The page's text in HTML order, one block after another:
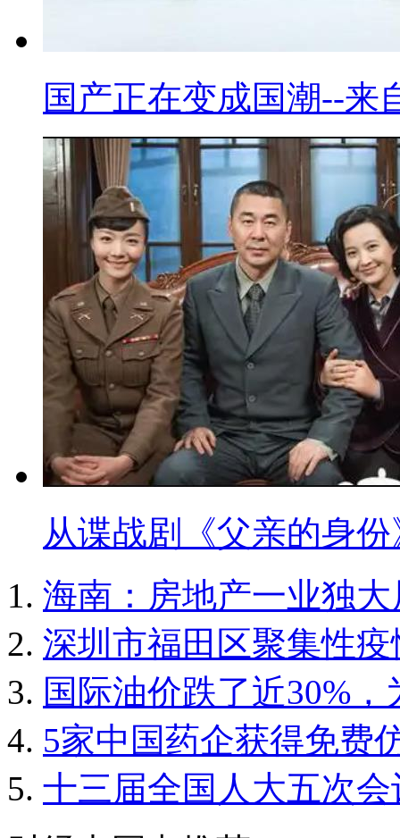
国产正在变成国潮--来
从谍战剧《父亲的身
海南：房地产一业独
深圳市福田区聚集性
国际油价跌了近30%
5家中国药企获得免费
十三届全国人大五次